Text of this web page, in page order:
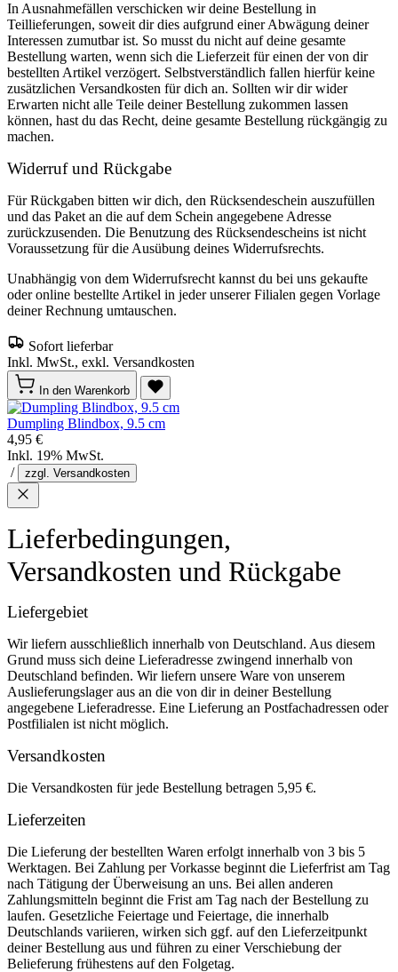
In Ausnahmefällen verschicken wir deine Bestellung in
Teillieferungen, soweit dir dies aufgrund einer Abwägung deiner
Interessen zumutbar ist. So musst du nicht auf deine gesamte
Bestellung warten, wenn sich die Lieferzeit für einen der von dir
bestellten Artikel verzögert. Selbstverständlich fallen hierfür keine
zusätzlichen Versandkosten für dich an. Sollten wir dir wider
Erwarten nicht alle Teile deiner Bestellung zukommen lassen
können, hast du das Recht, deine gesamte Bestellung rückgängig zu
machen.
Widerruf und Rückgabe
Für Rückgaben bitten wir dich, den Rücksendeschein auszufüllen
und das Paket an die auf dem Schein angegebene Adresse
zurückzusenden. Die Benutzung des Rücksendescheins ist nicht
Voraussetzung für die Ausübung deines Widerrufsrechts.
Unabhängig von dem Widerrufsrecht kannst du bei uns gekaufte
oder online bestellte Artikel in jeder unserer Filialen gegen Vorlage
deiner Rechnung umtauschen.
Sofort lieferbar
Inkl. MwSt., exkl. Versandkosten
In den Warenkorb
Dumpling Blindbox, 9.5 cm
4,95 €
Inkl. 19% MwSt.
/
zzgl. Versandkosten
Lieferbedingungen,
Versandkosten und Rückgabe
Liefergebiet
Wir liefern ausschließlich innerhalb von Deutschland. Aus diesem
Grund muss sich deine Lieferadresse zwingend innerhalb von
Deutschland befinden. Wir liefern unsere Ware von unserem
Auslieferungslager aus an die von dir in deiner Bestellung
angegebene Lieferadresse. Eine Lieferung an Postfachadressen oder
Postfilialen ist nicht möglich.
Versandkosten
Die Versandkosten für jede Bestellung betragen 5,95 €.
Lieferzeiten
Die Lieferung der bestellten Waren erfolgt innerhalb von 3 bis 5
Werktagen. Bei Zahlung per Vorkasse beginnt die Lieferfrist am Tag
nach Tätigung der Überweisung an uns. Bei allen anderen
Zahlungsmitteln beginnt die Frist am Tag nach der Bestellung zu
laufen. Gesetzliche Feiertage und Feiertage, die innerhalb
Deutschlands variieren, wirken sich ggf. auf den Lieferzeitpunkt
deiner Bestellung aus und führen zu einer Verschiebung der
Belieferung frühestens auf den Folgetag.